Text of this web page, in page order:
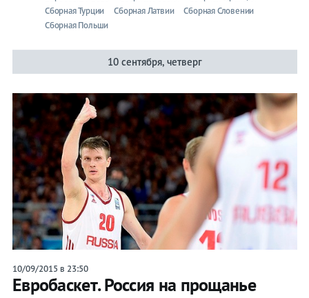
Сборная Турции
Сборная Латвии
Сборная Словении
Сборная Польши
10 сентября, четверг
10/09/2015 в 23:50
Евробаскет. Россия на прощанье